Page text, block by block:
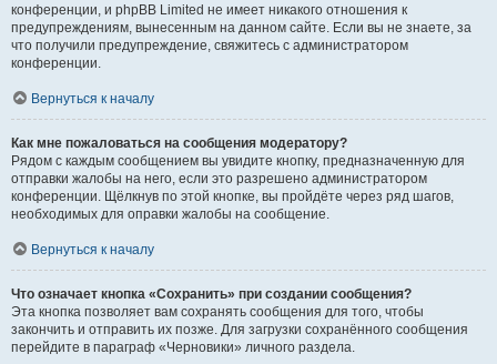
конференции, и phpBB Limited не имеет никакого отношения к
предупреждениям, вынесенным на данном сайте. Если вы не знаете, за
что получили предупреждение, свяжитесь с администратором
конференции.
Вернуться к началу
Как мне пожаловаться на сообщения модератору?
Рядом с каждым сообщением вы увидите кнопку, предназначенную для
отправки жалобы на него, если это разрешено администратором
конференции. Щёлкнув по этой кнопке, вы пройдёте через ряд шагов,
необходимых для оправки жалобы на сообщение.
Вернуться к началу
Что означает кнопка «Сохранить» при создании сообщения?
Эта кнопка позволяет вам сохранять сообщения для того, чтобы
закончить и отправить их позже. Для загрузки сохранённого сообщения
перейдите в параграф «Черновики» личного раздела.